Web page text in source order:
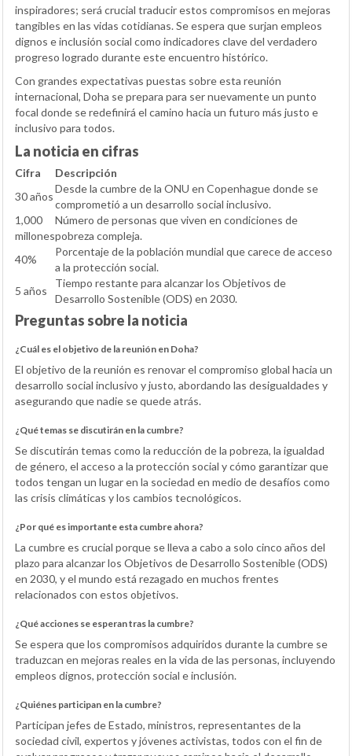
inspiradores; será crucial traducir estos compromisos en mejoras
tangibles en las vidas cotidianas. Se espera que surjan empleos
dignos e inclusión social como indicadores clave del verdadero
progreso logrado durante este encuentro histórico.
Con grandes expectativas puestas sobre esta reunión
internacional, Doha se prepara para ser nuevamente un punto
focal donde se redefinirá el camino hacia un futuro más justo e
inclusivo para todos.
La noticia en cifras
Cifra
Descripción
30 años
Desde la cumbre de la ONU en Copenhague donde se
comprometió a un desarrollo social inclusivo.
1,000
millones
Número de personas que viven en condiciones de
pobreza compleja.
40%
Porcentaje de la población mundial que carece de acceso
a la protección social.
5 años
Tiempo restante para alcanzar los Objetivos de
Desarrollo Sostenible (ODS) en 2030.
Preguntas sobre la noticia
¿Cuál es el objetivo de la reunión en Doha?
El objetivo de la reunión es renovar el compromiso global hacia un
desarrollo social inclusivo y justo, abordando las desigualdades y
asegurando que nadie se quede atrás.
¿Qué temas se discutirán en la cumbre?
Se discutirán temas como la reducción de la pobreza, la igualdad
de género, el acceso a la protección social y cómo garantizar que
todos tengan un lugar en la sociedad en medio de desafíos como
las crisis climáticas y los cambios tecnológicos.
¿Por qué es importante esta cumbre ahora?
La cumbre es crucial porque se lleva a cabo a solo cinco años del
plazo para alcanzar los Objetivos de Desarrollo Sostenible (ODS)
en 2030, y el mundo está rezagado en muchos frentes
relacionados con estos objetivos.
¿Qué acciones se esperan tras la cumbre?
Se espera que los compromisos adquiridos durante la cumbre se
traduzcan en mejoras reales en la vida de las personas, incluyendo
empleos dignos, protección social e inclusión.
¿Quiénes participan en la cumbre?
Participan jefes de Estado, ministros, representantes de la
sociedad civil, expertos y jóvenes activistas, todos con el fin de